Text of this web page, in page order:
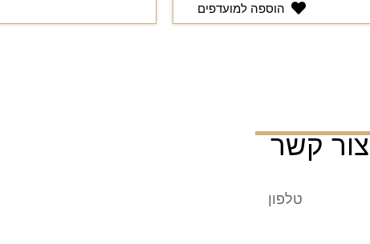
הוספה למועדפים
צור קשר